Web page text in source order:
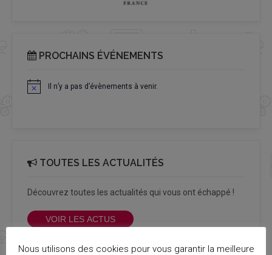
PROCHAINS ÉVÉNEMENTS
Notice Il n’y a pas d’évènements à venir.
TOUTES LES ACTUALITÉS
Découvrez toutes les actualités qui vous ont échappé !
VOIR LES ACTUS
Nous utilisons des cookies pour vous garantir la meilleure